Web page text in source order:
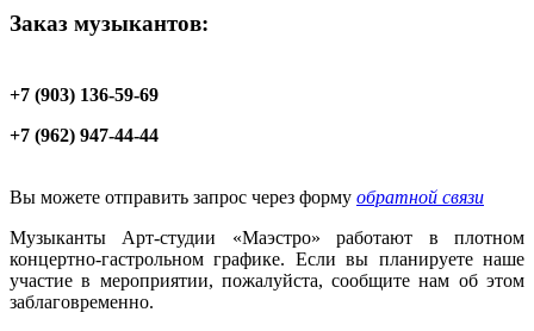
Заказ музыкантов:
+7 (903) 136-59-69
+7 (962) 947-44-44
Вы можете отправить запрос через форму обратной связи
Музыканты Арт-студии «Маэстро» работают в плотном
концертно-гастрольном графике. Если вы планируете наше
участие в мероприятии, пожалуйста, сообщите нам об этом
заблаговременно.